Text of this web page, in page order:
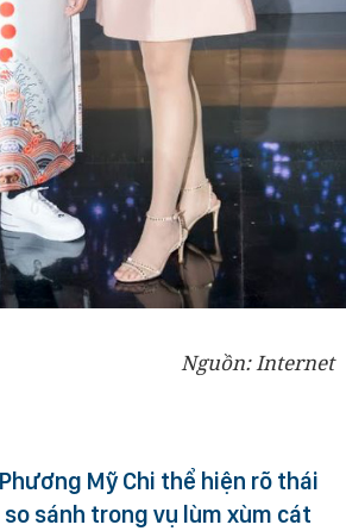
Nguồn: Internet
Mỹ Chi thể hiện rõ thái
sánh trong vụ lùm xùm cát